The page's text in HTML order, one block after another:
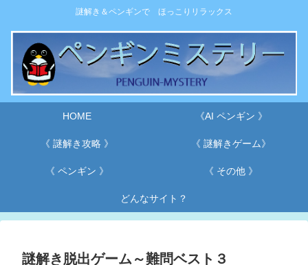
謎解き＆ペンギンで ほっこりリラックス
HOME 《AI ペンギン 》
《 謎解き攻略 》 《 謎解きゲーム》
《 ペンギン 》 《 その他 》
どんなサイト？
謎解き脱出ゲーム～難問ベスト３